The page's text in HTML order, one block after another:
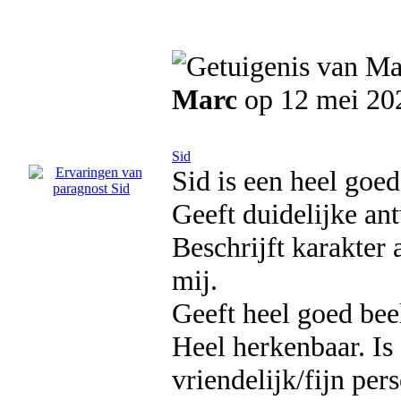
Marc op 12 mei
Sid
Sid is een heel
Geeft duidelijke
Beschrijft karakter
mij.
Geeft heel goed
Heel herkenbaar.
vriendelijk/fijn